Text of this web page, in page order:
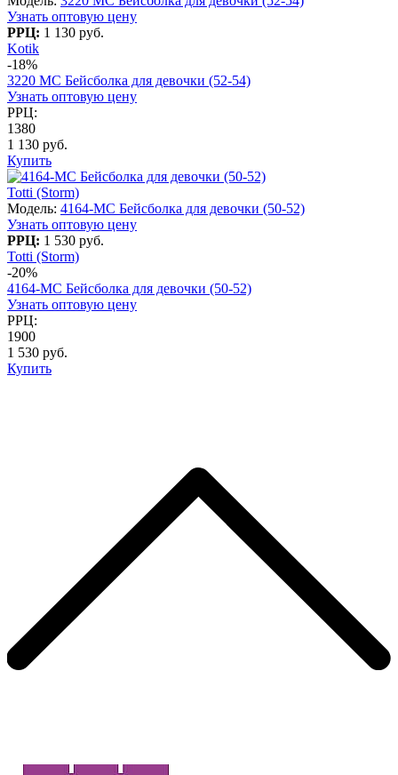
Узнать оптовую цену
РРЦ: 1 130 руб.
Kotik
-18%
3220 МC Бейсболка для девочки (52-54)
Узнать оптовую цену
РРЦ:
1380
1 130 руб.
Купить
Totti (Storm)
Модель: 4164-МС Бейсболка для девочки (50-52)
Узнать оптовую цену
РРЦ: 1 530 руб.
Totti (Storm)
-20%
4164-МС Бейсболка для девочки (50-52)
Узнать оптовую цену
РРЦ:
1900
1 530 руб.
Купить